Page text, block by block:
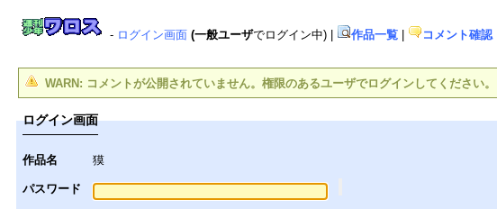
- ログイン画面 (一般ユーザでログイン中) 作品一覧 コメント確認|
WARN: コメントが公開されていません。権限のあるユーザでログインしてください。
ログイン画面
作品名 獏
パスワード